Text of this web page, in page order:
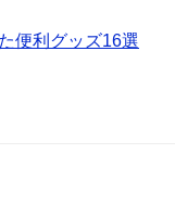
便利グッズ16選